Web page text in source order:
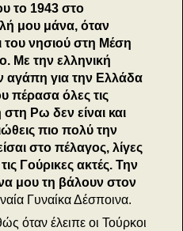
το 1943 στο
μου μάνα, όταν
του νησιού στη Μέση
Με την ελληνική
αγάπη για την Ελλάδα
πέρασα όλες τις
Ρω δεν είναι και
πιο πολύ την
στο πέλαγος, λίγες
Γούρικες ακτές. Την
μου τη βάλουν στον
Γυναίκα Δέσποινα.
όταν έλειπε οι Τούρκοι